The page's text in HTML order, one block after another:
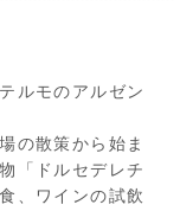
ルモのアルゼン
の散策から始ま
「ドルセデレチ
、ワインの試飲